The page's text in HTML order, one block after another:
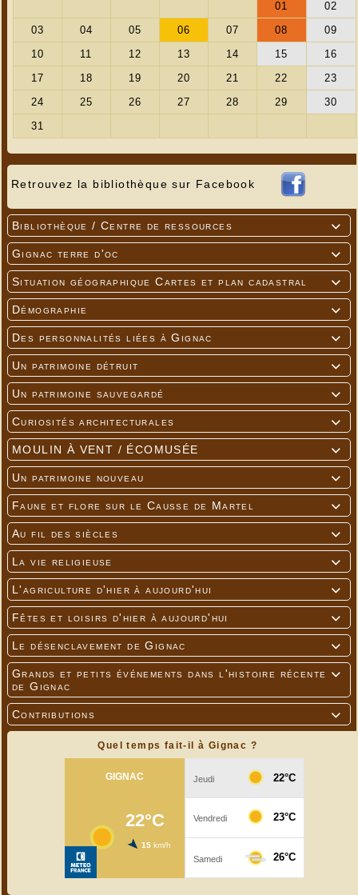
Retrouvez la bibliothèque sur Facebook

Bibliothèque / Centre de ressources

Gignac terre d'oc

Situation géographique Cartes et plan cadastral

Démographie

Des personnalités liées à Gignac

Un patrimoine détruit

Un patrimoine sauvegardé

Curiosités architecturales

MOULIN À VENT / ÉCOMUSÉE

Un patrimoine nouveau

Faune et flore sur le Causse de Martel

Au fil des siècles

La vie religieuse

L'agriculture d'hier à aujourd'hui

Fêtes et loisirs d'hier à aujourd'hui

Le désenclavement de Gignac

Grands et petits événements dans l'histoire récente
de Gignac

Contributions
Quel temps fait-il à Gignac ?